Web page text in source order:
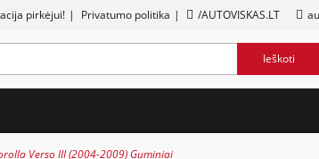
pirkėjui! | Privatumo politika | /AUTOVISKAS.LT
Ieškoti
Verso III (2004-2009) Guminiai